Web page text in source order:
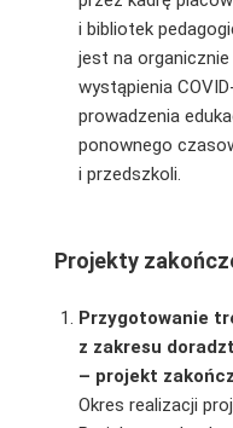
i bibliotek
jest na
wystąpienia
prowadzenia
ponownego
i przedszkoli.
Projekty
Przygotowanie
z zakresu
– projekt
Okres realizacji